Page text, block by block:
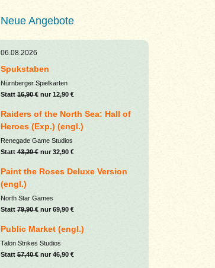
Neue Angebote
06.08.2026
Spukstaben
Nürnberger Spielkarten
Statt16,90 €nur 12,90 €
Raiders of the North Sea: Hall of
Heroes (Exp.) (engl.)
Renegade Game Studios
Statt43,20 €nur 32,90 €
Paint the Roses Deluxe Version
(engl.)
North Star Games
Statt79,90 €nur 69,90 €
Public Market (engl.)
Talon Strikes Studios
Statt57,40 €nur 46,90 €